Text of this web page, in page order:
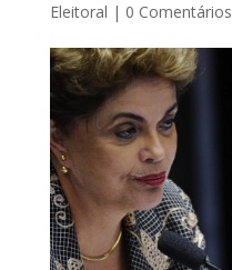
Eleitoral | 0 Comentários